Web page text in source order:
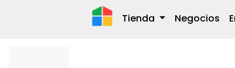
Tienda Negocios